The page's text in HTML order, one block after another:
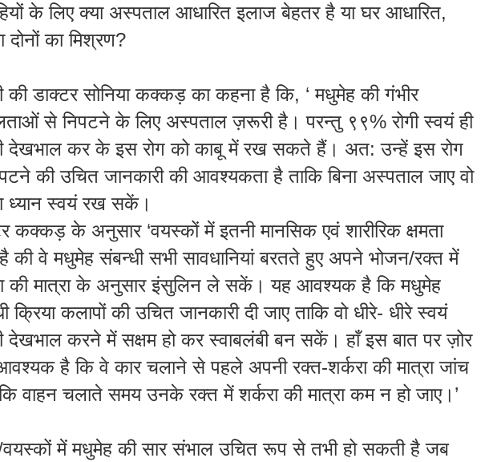
के लिए क्या अस्पताल आधारित इलाज बेहतर है या घर आधारित,
दोनों का मिश्रण?
की डाक्टर सोनिया कक्कड़ का कहना है कि, ‘मधुमेह की गंभीर
से निपटने के लिए अस्पताल ज़रूरी है ।परन्तु ९९%रोगी स्वयं ही
देखभाल कर के इस रोग को काबू में रख सकते हैं। अत:उन्हें इस रोग
की उचित जानकारी की आवश्यकता है ताकि बिना अस्पताल जाए वो
ध्यान स्वयं रख सकें।
कक्कड़ के अनुसार‘वयस्कों में इतनी मानसिक एवं शारीरिक क्षमता
है की वे मधुमेह संबन्धी सभीसावधानियां बरतते हुए अपने भोजन/रक्त में
की मात्रा के अनुसार इंसुलिन ले सकें।यह आवश्यक है कि मधुमेह
क्रिया कलापों की उचित जानकारी दी जाए ताकि वो धीरे- धीरे स्वयं
देखभाल करने में सक्षम हो कर स्वाबलंबी बन सकें।हाँ इस बात पर ज़ोर
है कि वे कार चलाने से पहले अपनी रक्त-शर्करा की मात्रा जांच
वाहन चलाते समय उनके रक्त में शर्करा की मात्रा कम न हो जाए।’
वयस्कों में मधुमेह की सार संभाल उचित रूप से तभी हो सकती है जब